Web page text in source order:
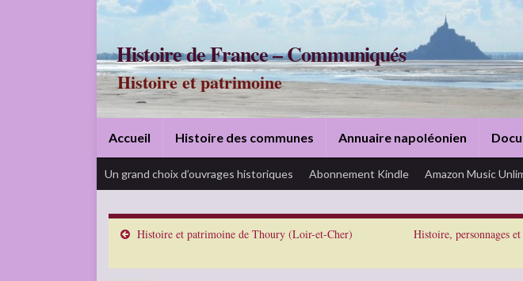
Histoire de France – Communiqués
Histoire et patrimoine
Accueil Histoire des communes Annuaire napoléonien
Un grand choix d’ouvrages historiques Abonnement Kindle Amazon Music
Histoire et patrimoine de Thoury (Loir-et-Cher)
Histoire, personnages